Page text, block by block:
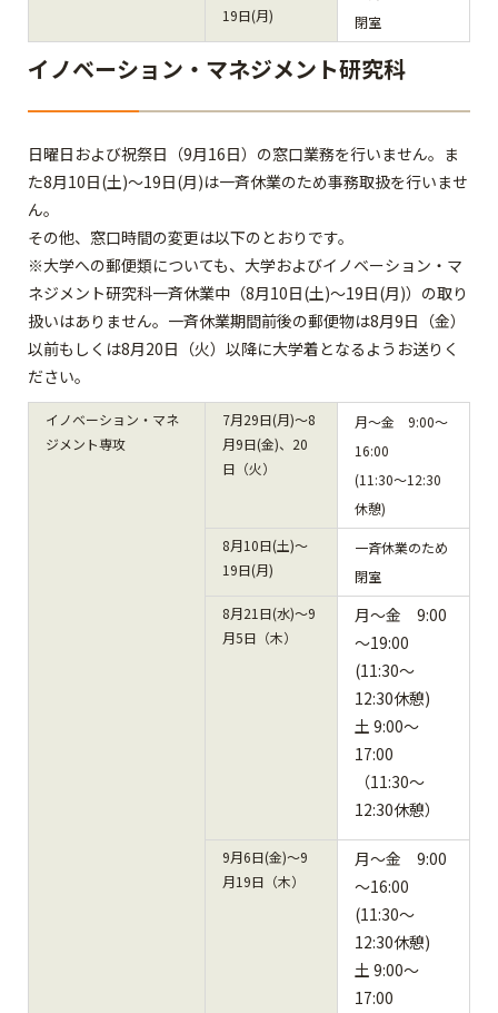
19日(月)
閉室
イノベーション・マネジメント研究科
日曜日および祝祭日（9月16日）の窓口業務を行いません。ま
た8月10日(土)～19日(月)は一斉休業のため事務取扱を行いませ
ん。
その他、窓口時間の変更は以下のとおりです。
※大学への郵便類についても、大学およびイノベーション・マ
ネジメント研究科一斉休業中（8月10日(土)～19日(月)）の取り
扱いはありません。一斉休業期間前後の郵便物は8月9日（金）
以前もしくは8月20日（火）以降に大学着となるようお送りく
ださい。
イノベーション・マネ
ジメント専攻
7月29日(月)～8
月9日(金)、20
日（火）
月～金 9:00～
16:00
(11:30～12:30
休憩)
8月10日(土)～
19日(月)
一斉休業のため
閉室
8月21日(水)～9
月5日（木）
月～金 9:00
～19:00
(11:30～
12:30休憩)
土 9:00～
17:00
（11:30～
12:30休憩）
9月6日(金)～9
月19日（木）
月～金 9:00
～16:00
(11:30～
12:30休憩)
土 9:00～
17:00